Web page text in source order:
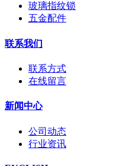
玻璃指纹锁
五金配件
联系我们
联系方式
在线留言
新闻中心
公司动态
行业资讯